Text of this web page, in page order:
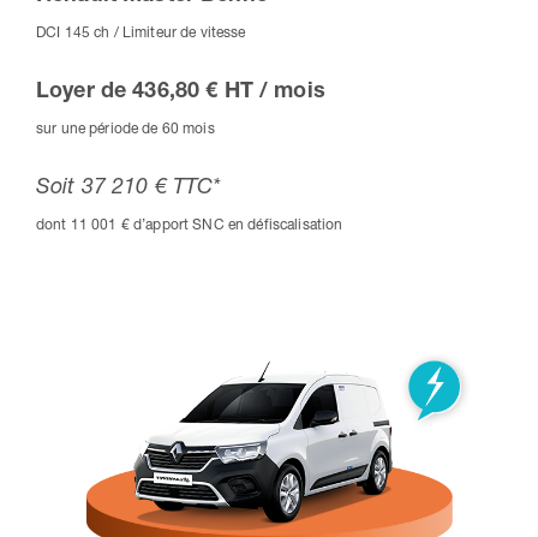
DCI 145 ch / Limiteur de vitesse
Loyer de 436,80 € HT / mois
sur une période de 60 mois
Soit 37 210 € TTC*
dont 11 001 € d’apport SNC en défiscalisation